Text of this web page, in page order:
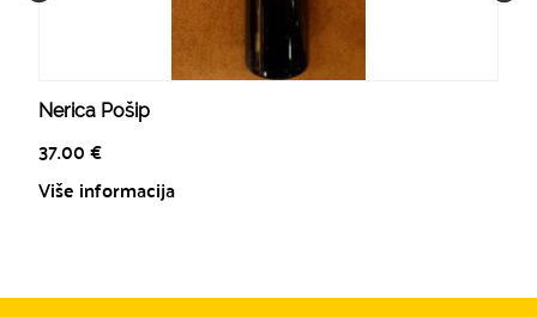
Nerica Pošip
37.00€
Više informacija